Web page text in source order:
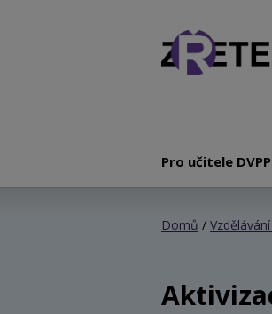
Pro učitele DVPP
Domů /